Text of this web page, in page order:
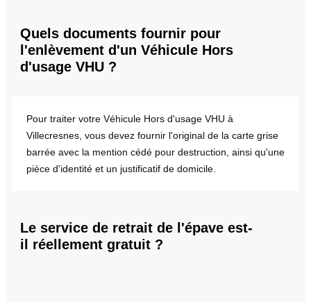
Quels documents fournir pour
l'enlèvement d'un Véhicule Hors
d'usage VHU ?
Pour traiter votre Véhicule Hors d'usage VHU à
Villecresnes, vous devez fournir l'original de la carte grise
barrée avec la mention cédé pour destruction, ainsi qu'une
pièce d'identité et un justificatif de domicile.
Le service de retrait de l'épave est-
il réellement gratuit ?